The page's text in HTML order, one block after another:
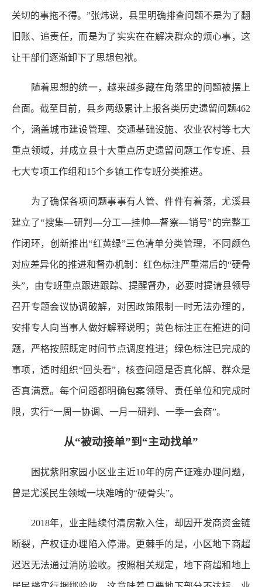
关切的事拖不得。”张炜说，县里明确排查问题不是为了翻
旧账、追责任，而是为了实实在在解决群众的烦心事，这
让干部们逐渐卸下了思想包袱。
随着思想的统一，越来越多藏在角落里的问题被摆上
台面。截至目前，县乡两级累计上报各类历史遗留问题462
个，涵盖城市建设管理、交通基础设施、农业农村等七大
重点领域，并成立县十大重点历史遗留问题工作专班、县
七大专项工作组和15个乡镇工作专班分类推进。
为了确保各项问题事事有人管、件件有着落，尤溪县
建立了“搜集—研判—分工—挂帅—督察—销号”的完整工
作闭环，创新推出“红黄绿”三色清单分类管理，不同颜色
对应差异化的推进和督办机制：红色标注严重滞后的“硬骨
头”，由专班重点跟进跟踪、提醒督办，必要时提请县领导
召开专题会议协调破解，对因政策限制一时无法办理的，
安排专人向当事人做好解释说明；黄色标注正在推进的问
题，严格按照既定时间节点调度推进；绿色标注已完成的
事项，适时组织“回头看”，核查问题是否真化解、群众是
否真满意。每个问题都明确包案领导、责任单位和完成时
限，实行“一周一协调、一月一研判、一季一会商”。
从“被动接单”到“主动找单”
困扰紫阳家园小区业主近10年的房产证难办理问题，
曾是尤溪民生领域一块难啃的“硬骨头”。
2018年，业主陆续付清房款入住，却因开发商资金链
断裂，产权证办理陷入停滞。更棘手的是，小区地下商超
迟迟无法通过消防验收。按照相关规定，地下商超和地上